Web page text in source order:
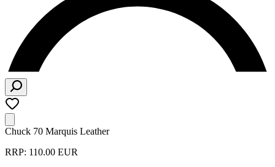
Chuck 70 Marquis Leather
RRP: 110.00 EUR